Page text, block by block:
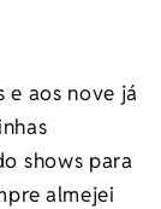
e aos nove já
shows para
almejei